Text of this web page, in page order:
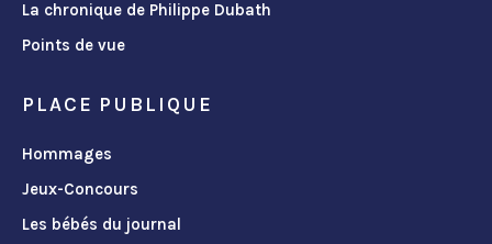
La chronique de Philippe Dubath
Points de vue
PLACE PUBLIQUE
Hommages
Jeux-Concours
Les bébés du journal